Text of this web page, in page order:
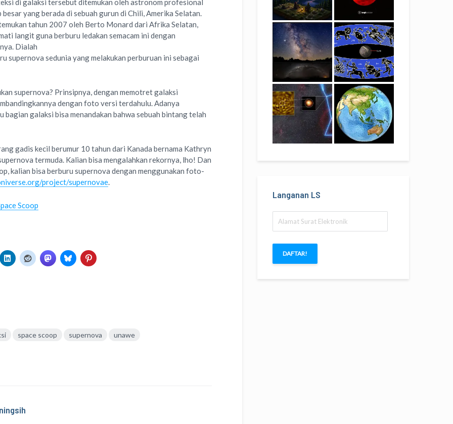
di galaksi tersebut ditemukan oleh astronom profesional
yang berada di sebuah gurun di Chili, Amerika Selatan.
tahun 2007 oleh Berto Monard dari Afrika Selatan,
langit guna berburu ledakan semacam ini dengan
Dialah
supernova sedunia yang melakukan perburuan ini sebagai
supernova? Prinsipnya, dengan memotret galaksi
dengan foto versi terdahulu. Adanya
bagian galaksi bisa menandakan bahwa sebuah bintang telah
gadis kecil berumur 10 tahun dari Kanada bernama Kathryn
termuda. Kalian bisa mengalahkan rekornya, lho! Dan
kalian bisa berburu supernova dengan menggunakan foto-
project/supernovae.
Scoop
space scoop supernova
unawe
Langanan LS
Surat
Elektronik
DAFTAR!